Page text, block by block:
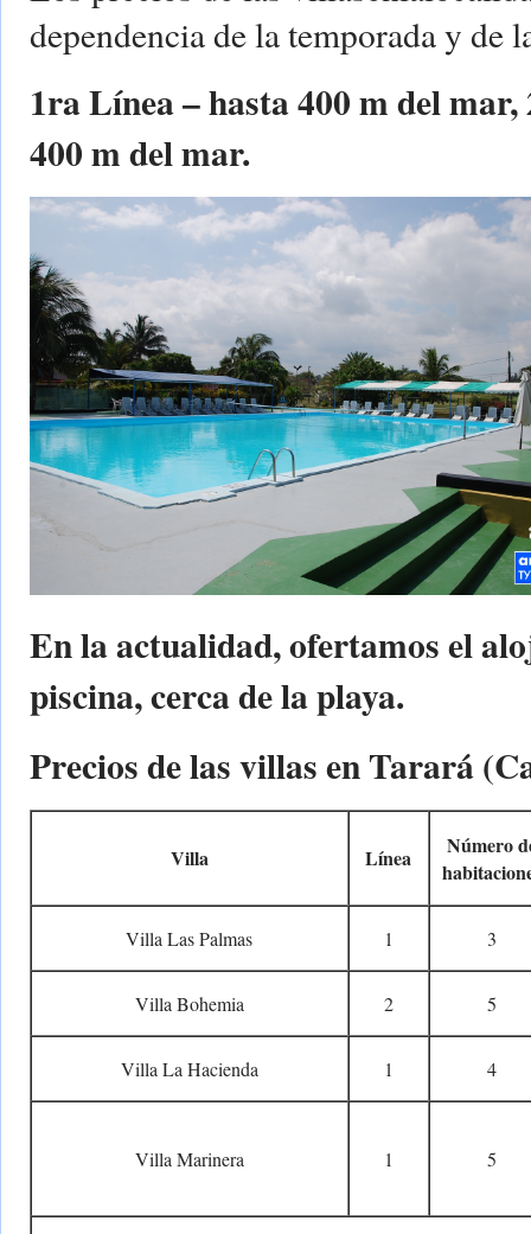
dependencia de la temporada y de
1ra Línea – hasta 400 m del
400 m del mar.
En la actualidad, ofertamos el
piscina, cerca de la playa.
Precios de las villas en Tarará
Villa Línea
Número
Villa Las Palmas 1 3
Villa Bohemia 2 5
Villa La Hacienda 1 4
Villa Marinera 1 5